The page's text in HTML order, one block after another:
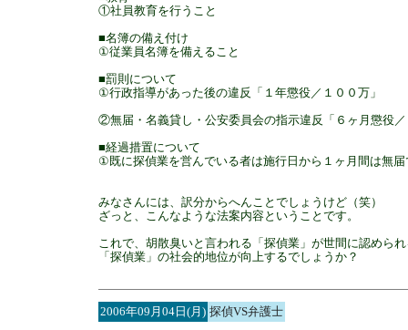
①社員教育を行うこと
■名簿の備え付け
①従業員名簿を備えること
■罰則について
①行政指導があった後の違反「１年懲役／１００万」
②無届・名義貸し・公安委員会の指示違反「６ヶ月懲役
■経過措置について
①既に探偵業を営んでいる者は施行日から１ヶ月間は無届
みなさんには、訳分からへんことでしょうけど（笑）
ざっと、こんなような法案内容ということです。
これで、胡散臭いと言われる「探偵業」が世間に認めら
「探偵業」の社会的地位が向上するでしょうか？
2006年09月04日(月) 探偵VS弁護士